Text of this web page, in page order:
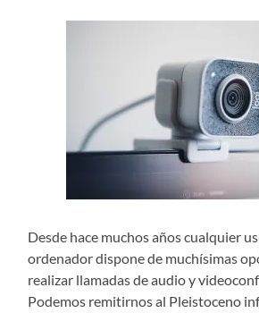
Desde hace muchos años cualquier
ordenador dispone de muchísimas
realizar llamadas de audio y
Podemos remitirnos al Pleistoceno